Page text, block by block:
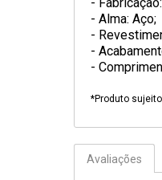
- Alma: Aço;
-
-
-
*Produto
Avaliações